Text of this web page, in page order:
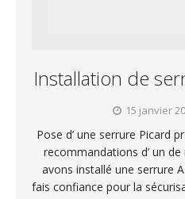
Installation de
15 janvier
Pose d’ une serrure Picard
recommandations d’ un
avons installé une serrure
fais confiance pour la